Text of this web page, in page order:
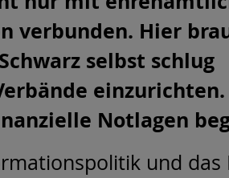
verbunden. Hier
selbst schlug
einzurichten.
Notlagen
und